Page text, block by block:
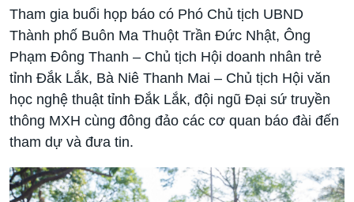
Tham gia buổi họp báo có Phó Chủ tịch UBND
Thành phố Buôn Ma Thuột Trần Đức Nhật, Ông
Phạm Đông Thanh – Chủ tịch Hội doanh nhân trẻ
tỉnh Đắk Lắk, Bà Niê Thanh Mai – Chủ tịch Hội văn
học nghệ thuật tỉnh Đắk Lắk, đội ngũ Đại sứ truyền
thông MXH cùng đông đảo các cơ quan báo đài đến
tham dự và đưa tin.